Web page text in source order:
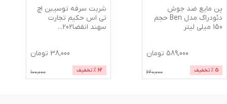
پن مایع ضد جوش
دئودراگ مدل Ben حجم
150 میلی لیتر
589,000 تومان
5 % تخفیف 620,000
شربت سرفه توسیبن اچ
تی اس حکیم تجارت
سهند انقضا202
...
38,000 تومان
62 % تخفیف 100,000